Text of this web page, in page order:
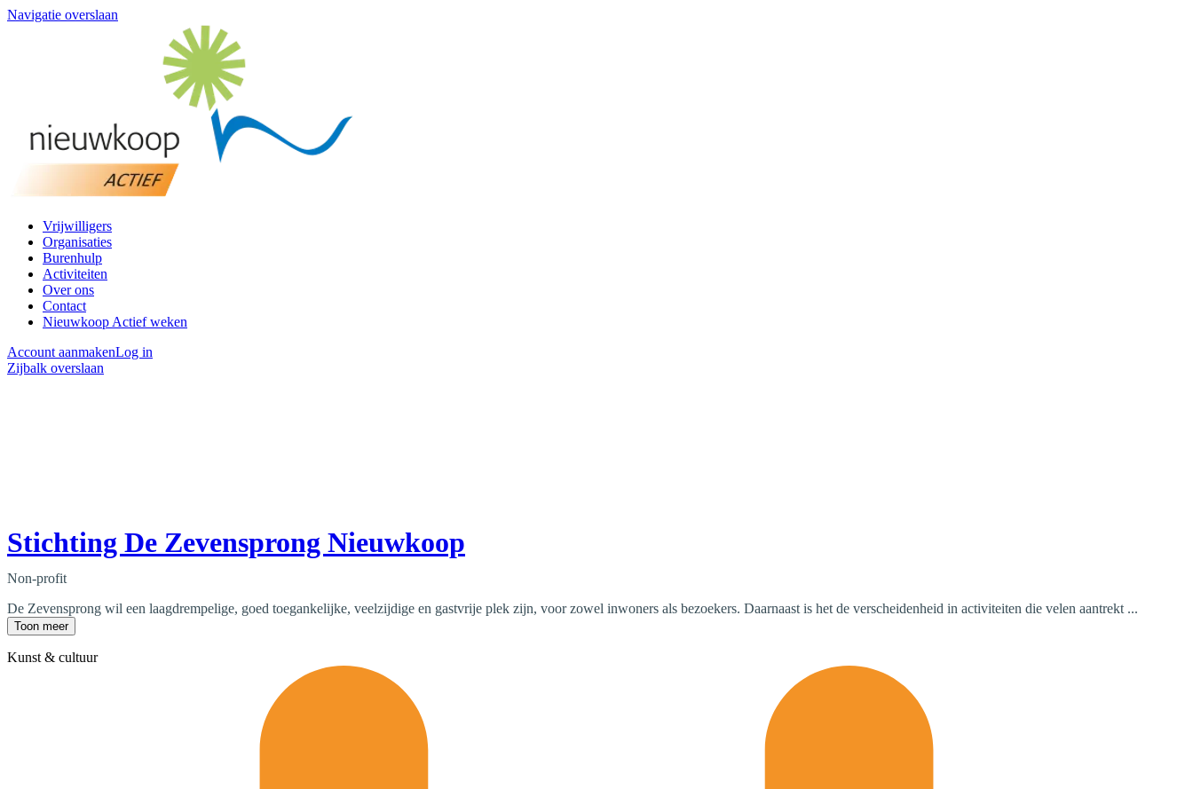
Navigatie overslaan
Vrijwilligers
Organisaties
Burenhulp
Activiteiten
Over ons
Contact
Nieuwkoop Actief weken
Account aanmakenLog in
Zijbalk overslaan
Stichting De Zevensprong Nieuwkoop
Non-profit
De Zevensprong wil een laagdrempelige, goed toegankelijke, veelzijdige en gastvrije plek zijn, voor zowel inwoners als bezoekers. Daarnaast is het de verscheidenheid in activiteiten die velen aantrekt ...
Toon meer
Kunst & cultuur